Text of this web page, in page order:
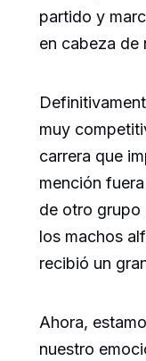
partido y
en cabeza de
muy
carrera que
mención
de otro grupo
los machos
recibió un
Ahora,
nuestro